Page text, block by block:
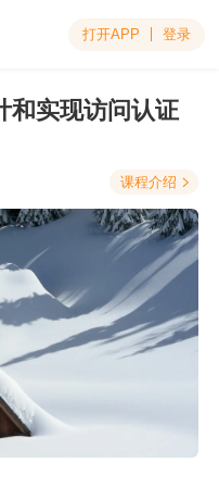
打开APP 登录
和实现访问认证
课程介绍 